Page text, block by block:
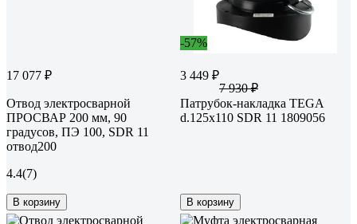
17 077 ₽
Отвод электросварной
ПРОСВАР 200 мм, 90
градусов, ПЭ 100, SDR 11
отвод200
4.4(7)
В корзину
-57%
3 449 ₽
7 930 ₽
Патрубок-накладка TEGA
d.125х110 SDR 11 1809056
В корзину